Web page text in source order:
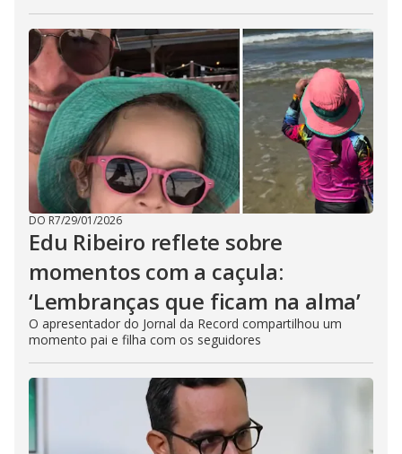
DO R7/29/01/2026
Edu Ribeiro reflete sobre
momentos com a caçula:
‘Lembranças que ficam na alma’
O apresentador do Jornal da Record compartilhou um
momento pai e filha com os seguidores